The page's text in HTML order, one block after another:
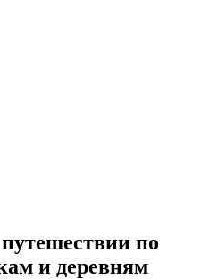
по
и деревням